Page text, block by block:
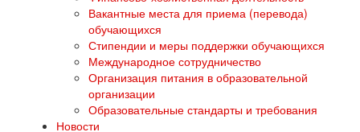
Вакантные места для приема (перевода)
обучающихся
Стипендии и меры поддержки обучающихся
Международное сотрудничество
Организация питания в образовательной
организации
Образовательные стандарты и требования
Новости